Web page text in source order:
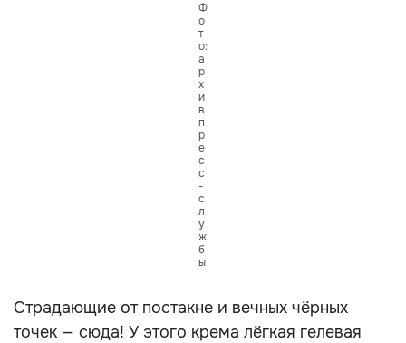
Ф
о
т
о:
а
р
х
и
в
п
р
е
с
с
-
с
л
у
ж
б
ы
Страдающие от постакне и вечных чёрных
точек — сюда! У этого крема лёгкая гелевая